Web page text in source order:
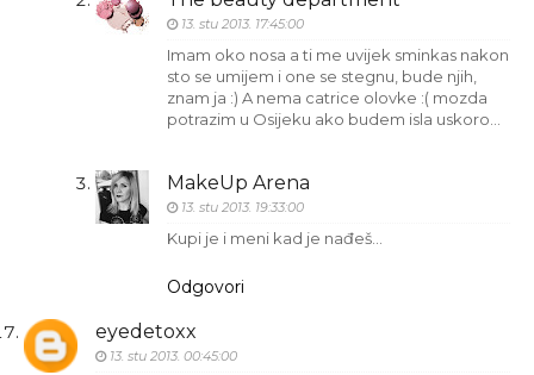
13. stu 2013. 17:45:00
Imam oko nosa a ti me uvijek sminkas nakon
sto se umijem i one se stegnu, bude njih,
znam ja :) A nema catrice olovke :( mozda
potrazim u Osijeku ako budem isla uskoro...
MakeUp Arena
13. stu 2013. 19:33:00
Kupi je i meni kad je nađeš…
Odgovori
eyedetoxx
13. stu 2013. 00:45:00